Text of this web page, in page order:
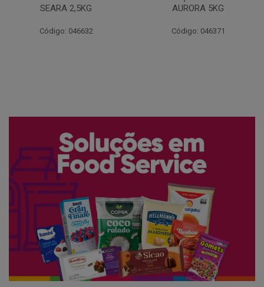
AURORA 5KG
Código: 046371
FATIADO PAKAN 200G
Código: 061522